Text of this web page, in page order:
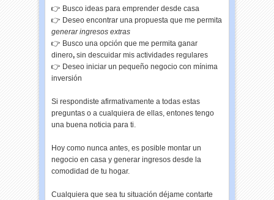
👉 Busco ideas para emprender desde casa
👉 Deseo encontrar una propuesta que me permita
generar ingresos extras
👉 Busco una opción que me permita ganar
dinero, sin descuidar mis actividades regulares
👉 Deseo iniciar un pequeño negocio con mínima
inversión
Si respondiste afirmativamente a todas estas
preguntas o a cualquiera de ellas, entones tengo
una buena noticia para ti.
Hoy como nunca antes, es posible montar un
negocio en casa y generar ingresos desde la
comodidad de tu hogar.
Cualquiera que sea tu situación déjame contarte